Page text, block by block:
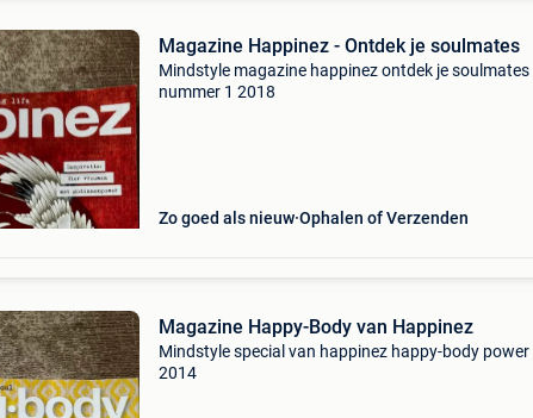
Magazine Happinez - Ontdek je soulmates
Mindstyle magazine happinez ontdek je soulmates
nummer 1 2018
Zo goed als nieuw Ophalen of Verzenden
Magazine Happy-Body van Happinez
Mindstyle special van happinez happy-body power
2014